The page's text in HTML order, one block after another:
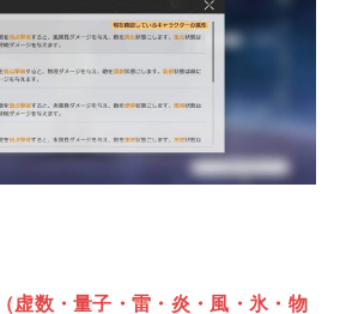
虚数・量子・雷・炎・風・氷・物